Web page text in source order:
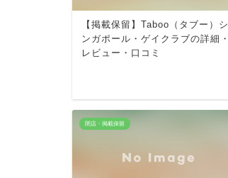
【掲載保留】Taboo（タブー）シ
ンガポール・ゲイクラブの詳細・
レビュー・口コミ
閉店・掲載保留